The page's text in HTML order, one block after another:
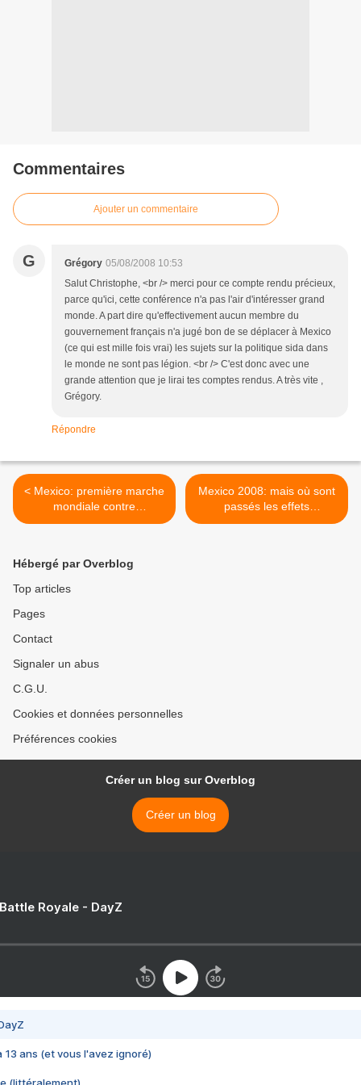
Commentaires
Ajouter un commentaire
G Grégory 05/08/2008 10:53
Salut Christophe, <br /> merci pour ce compte rendu précieux,
parce qu'ici, cette conférence n'a pas l'air d'intéresser grand
monde. A part dire qu'effectivement aucun membre du
gouvernement français n'a jugé bon de se déplacer à Mexico
(ce qui est mille fois vrai) les sujets sur la politique sida dans
le monde ne sont pas légion. <br /> C'est donc avec une
grande attention que je lirai tes comptes rendus. A très vite ,
Grégory.
Répondre
< Mexico: première marche
mondiale contre
l'homophobie
Mexico 2008: mais où sont
passés les effets
secondaires? >
Hébergé par Overblog
Top articles
Pages
Contact
Signaler un abus
C.G.U.
Cookies et données personnelles
Préférences cookies
Créer un blog sur Overblog
Créer un blog
Royale - DayZ
13 ans (et vous l'avez ignoré)